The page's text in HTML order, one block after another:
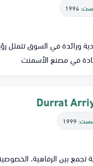
في السوق تتمثل
في مصنع الأسمنت
بين الرفاهية،